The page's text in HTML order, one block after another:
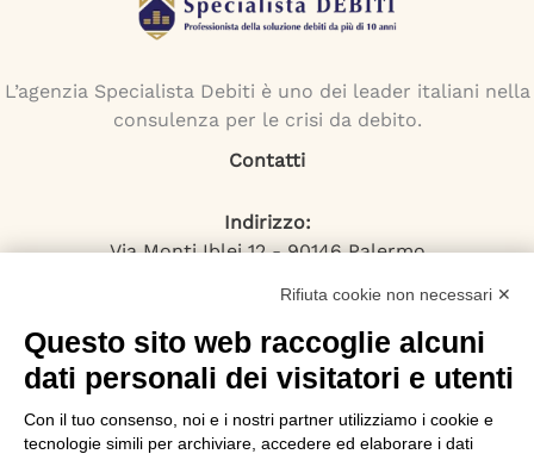
L’agenzia Specialista Debiti è uno dei leader italiani nella
consulenza per le crisi da debito.
Contatti
Indirizzo:
Via Monti Iblei 12 - 90146 Palermo
Numero Verde:
800-034.597
Email:
contattaci@specialistadebiti.it
I nostri servizi
Rifiuta cookie non necessari ✕
Questo sito web raccoglie alcuni
dati personali dei visitatori e utenti
Con il tuo consenso, noi e i nostri partner utilizziamo i cookie e
tecnologie simili per archiviare, accedere ed elaborare i dati